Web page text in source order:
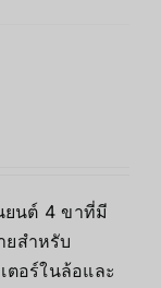
ยนต์ 4 ขาที่มี
สำหรับ
ตอร์ในล้อและ